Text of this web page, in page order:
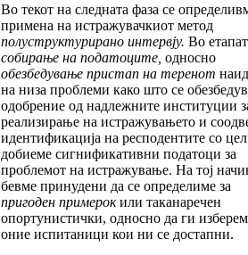
Во текот на следната фаза се
примена на истражувачкиот метод
полуструктурирано интервју. Во
собирање на податоците, односно
обезбедување пристап на теренот
на низа проблеми како што се
одобрение од надлежните институции
реализирање на истражувањето и
идентификација на респодентите со
добиеме сигнификативни податоци за
проблемот на истражување. На тој
бевме принудени да се определиме за
пригоден примерокили таканаречен
опортунистички, односно да ги
оние испитаници кои ни се достапни.